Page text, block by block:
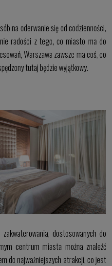
na oderwanie się od codzienności,
radości z tego, co miasto ma do
Warszawa zawsze ma coś, co
tutaj będzie wyjątkowy.
dostosowanych do
centrum miasta można znaleźć
do najważniejszych atrakcji, co jest